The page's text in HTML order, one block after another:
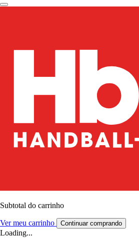
Subtotal do carrinho
Ver meu carrinho Continuar comprando
Loading...